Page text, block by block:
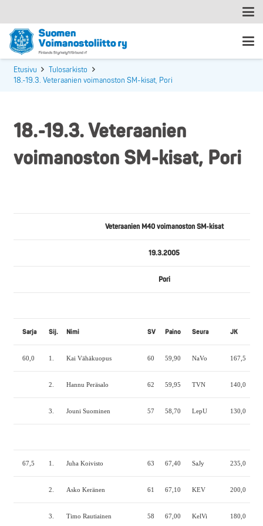
Etusivu
Tulosarkisto
18.-19.3. Veteraanien voimanoston SM-kisat, Pori
18.-19.3. Veteraanien
voimanoston SM-kisat, Pori
Veteraanien M40 voimanoston SM-kisat
19.3.2005
Pori
Sarja Sij. Nimi SV Paino Seura JK
60,0 1. Kai Vähäkuopus 60 59,90 NaVo 167,5
2. Hannu Peräsalo 62 59,95 TVN 140,0
3. Jouni Suominen 57 58,70 LepU 130,0
67,5 1. Juha Koivisto 63 67,40 SaJy 235,0
2. Asko Keränen 61 67,10 KEV 200,0
3. Timo Rautiainen 58 67,00 KelVi 180,0